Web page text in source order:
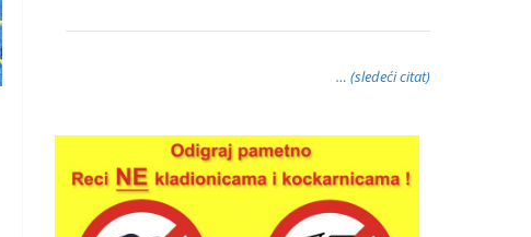
… (sledeći citat)